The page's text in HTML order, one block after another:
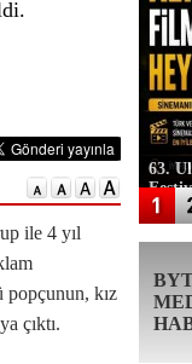
ile 4 yıl
popçunun, kız
çıktı.
63.